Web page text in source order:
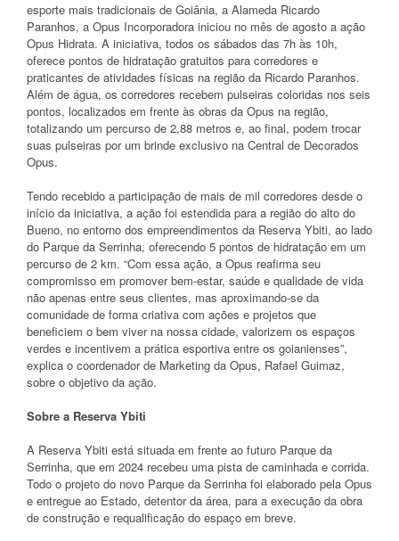
esporte mais tradicionais de Goiânia, a Alameda Ricardo
Paranhos, a Opus Incorporadora iniciou no mês de agosto a ação
Opus Hidrata. A iniciativa, todos os sábados das 7h às 10h,
oferece pontos de hidratação gratuitos para corredores e
praticantes de atividades físicas na região da Ricardo Paranhos.
Além de água, os corredores recebem pulseiras coloridas nos seis
pontos, localizados em frente às obras da Opus na região,
totalizando um percurso de 2,88 metros e, ao final, podem trocar
suas pulseiras por um brinde exclusivo na Central de Decorados
Opus.
Tendo recebido a participação de mais de mil corredores desde o
início da iniciativa, a ação foi estendida para a região do alto do
Bueno, no entorno dos empreendimentos da Reserva Ybiti, ao lado
do Parque da Serrinha, oferecendo 5 pontos de hidratação em um
percurso de 2 km. “Com essa ação, a Opus reafirma seu
compromisso em promover bem-estar, saúde e qualidade de vida
não apenas entre seus clientes, mas aproximando-se da
comunidade de forma criativa com ações e projetos que
beneficiem o bem viver na nossa cidade, valorizem os espaços
verdes e incentivem a prática esportiva entre os goianienses”,
explica o coordenador de Marketing da Opus, Rafael Guimaz,
sobre o objetivo da ação.
Sobre a Reserva Ybiti
A Reserva Ybiti está situada em frente ao futuro Parque da
Serrinha, que em 2024 recebeu uma pista de caminhada e corrida.
Todo o projeto do novo Parque da Serrinha foi elaborado pela Opus
e entregue ao Estado, detentor da área, para a execução da obra
de construção e requalificação do espaço em breve.